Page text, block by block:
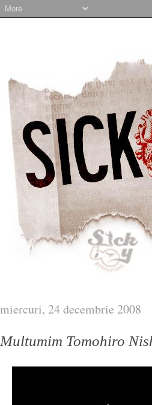
miercuri, 24 decembrie 2008
Multumim Tomohiro